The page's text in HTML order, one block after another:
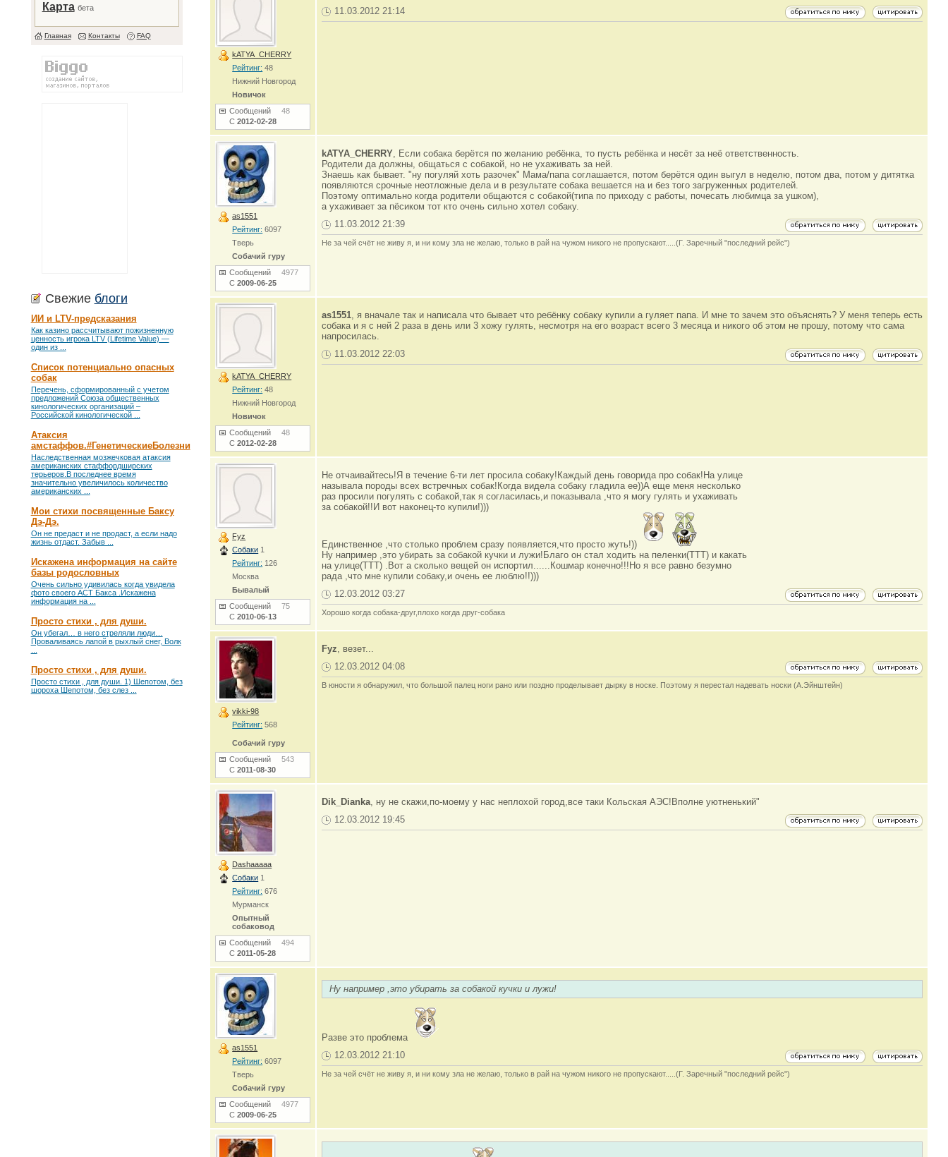
Карта бета
Главная Контакты FAQ
Свежие блоги
ИИ и LTV-предсказания
Как казино рассчитывают пожизненную
ценность игрока LTV (Lifetime Value) —
один из ...
Список потенциально опасных
собак
Перечень, сформированный с учетом
предложений Союза общественных
кинологических организаций –
Российской кинологической ...
Атаксия
амстаффов.#ГенетическиеБолезни
Наследственная мозжечковая атаксия
американских стаффордширских
терьеров.В последнее время
значительно увеличилось количество
американских ...
Мои стихи посвященные Баксу
Дэ-Дэ.
Он не предаст и не продаст, а если надо
жизнь отдаст. Забыв ...
Искажена информация на сайте
базы родословных
Очень сильно удивилась когда увидела
фото своего АСТ Бакса .Искажена
информация на ...
Просто стихи , для души.
Он убегал… в него стреляли люди…
Проваливаясь лапой в рыхлый снег, Волк
Просто стихи , для души.
Просто стихи , для души. 1) Шепотом, без
шороха Шепотом, без слез ...
kATYA_CHERRY
Рейтинг: 48
Нижний Новгород
Новичок
Сообщений48
С2012-02-28
11.03.2012 21:14
as1551
Рейтинг: 6097
Тверь
Собачий гуру
Сообщений4977
С2009-06-25
kATYA_CHERRY, Если собака берётся по желанию ребёнка, то пусть ребёнка и несёт за неё ответственность.
Родители да должны, общаться с собакой, но не ухаживать за ней.
Знаешь как бывает. "ну погуляй хоть разочек" Мама/папа соглашается, потом берётся один выгул в неделю, потом два, потом у дитятка
появляются срочные неотложные дела и в результате собака вешается на и без того загруженных родителей.
Поэтому оптимально когда родители общаются с собакой(типа по приходу с работы, почесать любимца за ушком),
а ухаживает за пёсиком тот кто очень сильно хотел собаку.
11.03.2012 21:39
Не за чей счёт не живу я, и ни кому зла не желаю, только в рай на чужом никого не пропускают.....(Г. Заречный "последний рейс")
kATYA_CHERRY
Рейтинг: 48
Нижний Новгород
Новичок
Сообщений48
С2012-02-28
as1551, я вначале так и написала что бывает что ребёнку собаку купили а гуляет папа. И мне то зачем это объяснять? У меня теперь есть
собака и я с ней 2 раза в день или 3 хожу гулять, несмотря на его возраст всего 3 месяца и никого об этом не прошу, потому что сама
напросилась.
11.03.2012 22:03
Fyz
Собаки 1
Рейтинг: 126
Москва
Бывалый
Сообщений75
С2010-06-13
Не отчаивайтесь!Я в течение 6-ти лет просила собаку!Каждый день говорида про собак!На улице
называла породы всех встречных собак!Когда видела собаку гладила ее))А еще меня несколько
раз просили погулять с собакой,так я согласилась,и показывала ,что я могу гулять и ухаживать
за собакой!!И вот наконец-то купили!)))
Единственное ,что столько проблем сразу появляется,что просто жуть!))
Ну например ,это убирать за собакой кучки и лужи!Благо он стал ходить на пеленки(ТТТ) и какать
на улице(ТТТ) .Вот а сколько вещей он испортил......Кошмар конечно!!!Но я все равно безумно
рада ,что мне купили собаку,и очень ее люблю!!)))
12.03.2012 03:27
Хорошо когда собака-друг,плохо когда друг-собака
vikki-98
Рейтинг: 568
Собачий гуру
Сообщений543
С2011-08-30
Fyz, везет...
12.03.2012 04:08
В юности я обнаружил, что большой палец ноги рано или поздно проделывает дырку в носке. Поэтому я перестал надевать носки (А.Эйнштейн)
Dashaaaaa
Собаки 1
Рейтинг: 676
Мурманск
Опытный
собаковод
Сообщений494
С2011-05-28
Dik_Dianka, ну не скажи,по-моему у нас неплохой город,все таки Кольская АЭС!Вполне уютненький"
12.03.2012 19:45
as1551
Рейтинг: 6097
Тверь
Собачий гуру
Сообщений4977
С2009-06-25
Ну например ,это убирать за собакой кучки и лужи!
Разве это проблема
12.03.2012 21:10
Не за чей счёт не живу я, и ни кому зла не желаю, только в рай на чужом никого не пропускают.....(Г. Заречный "последний рейс")